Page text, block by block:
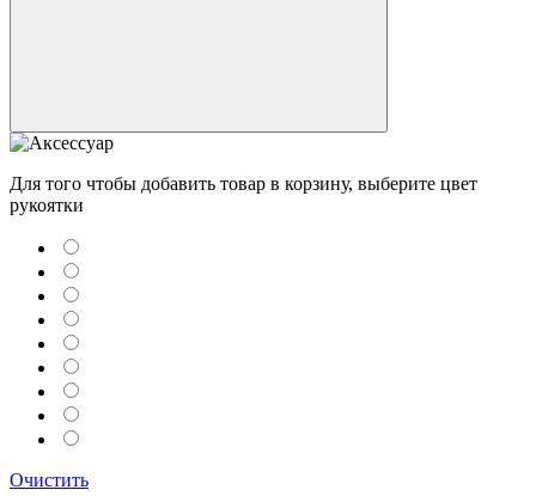
Для того чтобы добавить товар в корзину, выберите цвет
рукоятки
Очистить
Telegram
MAXMax